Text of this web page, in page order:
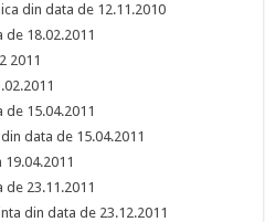
din data de 12.11.2010
18.02.2011
2011
15.04.2011
data de 15.04.2011
23.11.2011
din data de 23.12.2011